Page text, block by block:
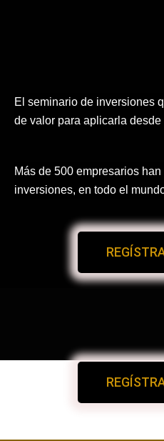
El seminario de inversiones
de valor para aplicarla desde
Más de 500 empresarios
inversiones, en todo el